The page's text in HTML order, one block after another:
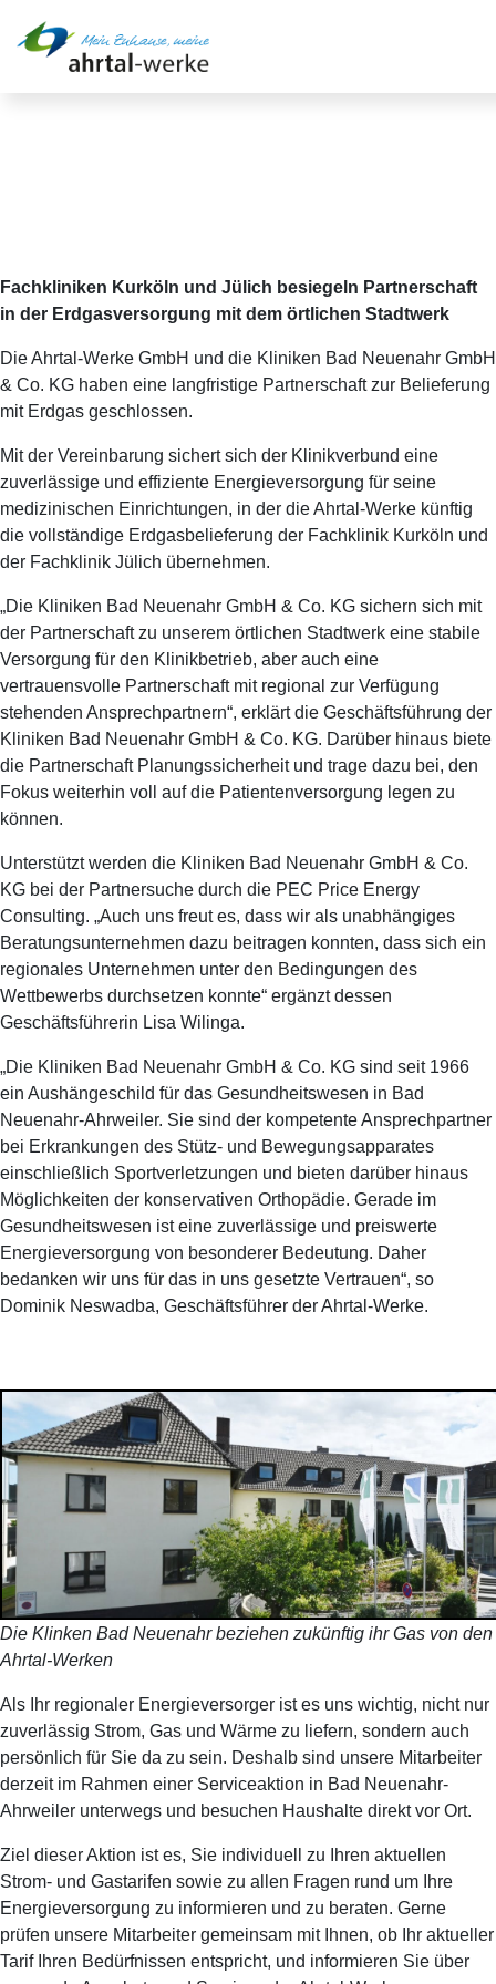
Startseite
Neue regionale Partnerschaft der Kliniken Bad
Fachkliniken Kurköln und Jülich besiegeln Partnerschaft
in der Erdgasversorgung mit dem örtlichen Stadtwerk
Die Ahrtal-Werke GmbH und die Kliniken Bad Neuenahr GmbH
& Co. KG haben eine langfristige Partnerschaft zur Belieferung
mit Erdgas geschlossen.
Mit der Vereinbarung sichert sich der Klinikverbund eine
zuverlässige und effiziente Energieversorgung für seine
medizinischen Einrichtungen, in der die Ahrtal-Werke künftig
die vollständige Erdgasbelieferung der Fachklinik Kurköln und
der Fachklinik Jülich übernehmen.
„Die Kliniken Bad Neuenahr GmbH & Co. KG sichern sich mit
der Partnerschaft zu unserem örtlichen Stadtwerk eine stabile
Versorgung für den Klinikbetrieb, aber auch eine
vertrauensvolle Partnerschaft mit regional zur Verfügung
stehenden Ansprechpartnern“, erklärt die Geschäftsführung der
Kliniken Bad Neuenahr GmbH & Co. KG. Darüber hinaus biete
die Partnerschaft Planungssicherheit und trage dazu bei, den
Fokus weiterhin voll auf die Patientenversorgung legen zu
können.
Unterstützt werden die Kliniken Bad Neuenahr GmbH & Co.
KG bei der Partnersuche durch die PEC Price Energy
Consulting. „Auch uns freut es, dass wir als unabhängiges
Beratungsunternehmen dazu beitragen konnten, dass sich ein
regionales Unternehmen unter den Bedingungen des
Wettbewerbs durchsetzen konnte“ ergänzt dessen
Geschäftsführerin Lisa Wilinga.
„Die Kliniken Bad Neuenahr GmbH & Co. KG sind seit 1966
ein Aushängeschild für das Gesundheitswesen in Bad
Neuenahr-Ahrweiler. Sie sind der kompetente Ansprechpartner
bei Erkrankungen des Stütz- und Bewegungsapparates
einschließlich Sportverletzungen und bieten darüber hinaus
Möglichkeiten der konservativen Orthopädie. Gerade im
Gesundheitswesen ist eine zuverlässige und preiswerte
Energieversorgung von besonderer Bedeutung. Daher
bedanken wir uns für das in uns gesetzte Vertrauen“, so
Dominik Neswadba, Geschäftsführer der Ahrtal-Werke.
Die Klinken Bad Neuenahr beziehen zukünftig ihr Gas von den
Ahrtal-Werken
Als Ihr regionaler Energieversorger ist es uns wichtig, nicht nur
zuverlässig Strom, Gas und Wärme zu liefern, sondern auch
persönlich für Sie da zu sein. Deshalb sind unsere Mitarbeiter
derzeit im Rahmen einer Serviceaktion in Bad Neuenahr-
Ahrweiler unterwegs und besuchen Haushalte direkt vor Ort.
Ziel dieser Aktion ist es, Sie individuell zu Ihren aktuellen
Strom- und Gastarifen sowie zu allen Fragen rund um Ihre
Energieversorgung zu informieren und zu beraten. Gerne
prüfen unsere Mitarbeiter gemeinsam mit Ihnen, ob Ihr aktueller
Tarif Ihren Bedürfnissen entspricht, und informieren Sie über